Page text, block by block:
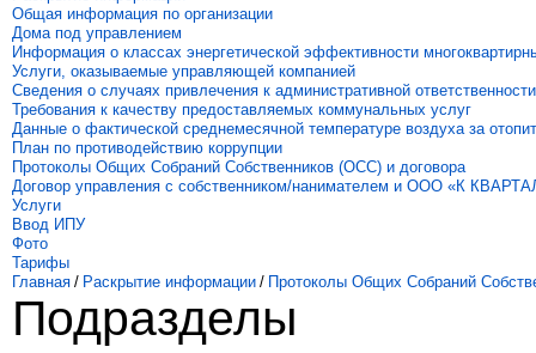
Общая информация по организации
Дома под управлением
Информация о классах энергетической эффективности
Услуги, оказываемые управляющей компанией
Сведения о случаях привлечения к административной ответственности
Требования к качеству предоставляемых коммунальных услуг
Данные о фактической среднемесячной температуре воздуха за
План по противодействию коррупции
Протоколы Общих Собраний Собственников (ОСС) и договора
Договор управления с собственником/нанимателем и ООО «К
Услуги
Ввод ИПУ
Фото
Тарифы
Главная / Раскрытие информации / Протоколы Общих Собраний
Подразделы